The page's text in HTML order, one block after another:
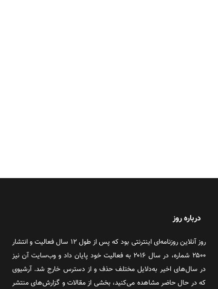
درباره روز
روز آنلاین روزنامه‌ای اینترنتی بود که پس از طول ۱۲ سال فعالیت و انتشار
۲۵۰۰ شماره، در سال ۲۰۱۶ به فعالیت خود پایان داد و وب‌سایت آن نیز
در سال‌های اخیر به‌دلایل مختلف حذف و از دسترس خارج شد. آرشیوی
که در حال حاضر مشاهده می‌کنید، بخشی از مقالات و گزارش‌های منتشر